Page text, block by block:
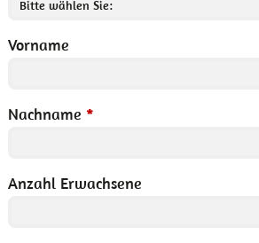
Vorname
Nachname *
Anzahl Erwachsene